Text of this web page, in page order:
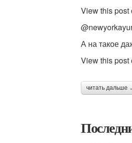
View this post
А на такое
View this post
читать дальше